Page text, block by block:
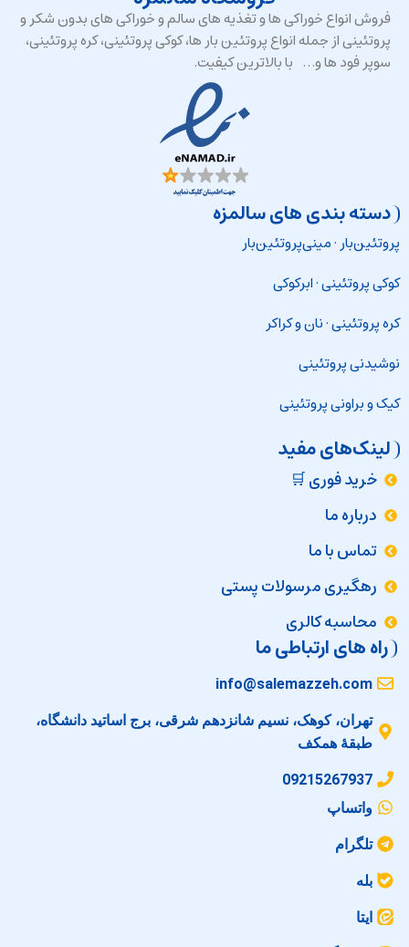
فروش انواع خوراکی ها و تغذیه های سالم و خوراکی های بدون شکر و
پروتئینی از جمله انواع پروتئین بار ها، کوکی پروتئینی، کره پروتئینی،
سوپر فود ها و… با بالاترین کیفیت.
دسته بندی های سالمزه
پروتئین‌بار·مینی‌پروتئین‌بار
کوکی پروتئینی·ابرکوکی
کره پروتئینی·نان و کراکر
نوشیدنی پروتئینی
کیک و براونی پروتئینی
لینک‌های مفید
خرید فوری 🛒
درباره ما
تماس با ما
رهگیری مرسولات پستی
محاسبه کالری
راه های ارتباطی ما
info@salemazzeh.com
تهران، کوهک، نسیم شانزدهم شرقی، برج اساتید دانشگاه،
طبقهٔ همکف
09215267937
واتساپ
تلگرام
بله
ایتا